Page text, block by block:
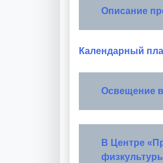
Описание
Календарный
Освещение
В Центре